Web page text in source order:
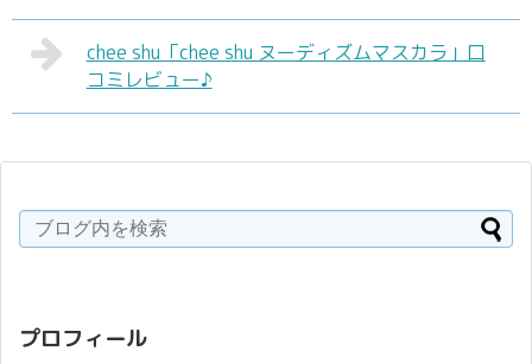
chee shu「chee shu ヌーディズムマスカラ」口
コミレビュー♪
プロフィール